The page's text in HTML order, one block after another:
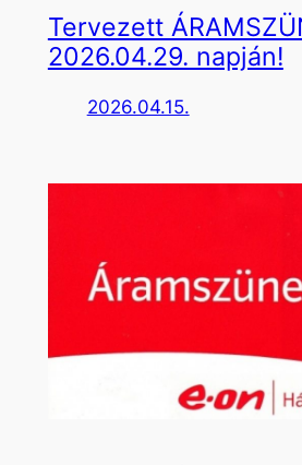
Tervezett
2026.04.29. napján!
2026.04.15.